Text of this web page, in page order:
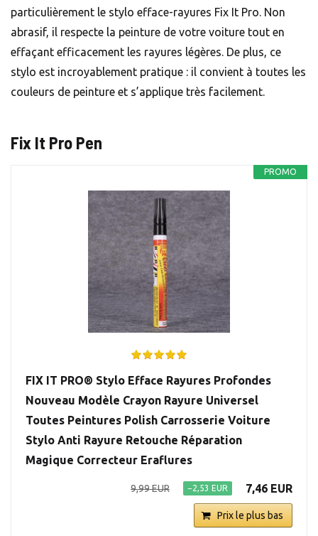
particulièrement le stylo efface-rayures Fix It Pro. Non
abrasif, il respecte la peinture de votre voiture tout en
effaçant efficacement les rayures légères. De plus, ce
stylo est incroyablement pratique : il convient à toutes les
couleurs de peinture et s’applique très facilement.
Fix It Pro Pen
PROMO
FIX IT PRO® Stylo Efface Rayures Profondes
Nouveau Modèle Crayon Rayure Universel
Toutes Peintures Polish Carrosserie Voiture
Stylo Anti Rayure Retouche Réparation
Magique Correcteur Eraflures
9,99 EUR −2,53 EUR 7,46 EUR
Prix le plus bas